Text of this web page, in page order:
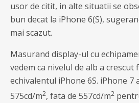
usor de citit, in alte situatii se
bun decat la iPhone 6(S),
mai scazut.
Masurand display-ul cu
vedem ca nivelul de alb a
echivalentul iPhone 6S. iPhone 7
575cd/m2, fata de 557cd/m2